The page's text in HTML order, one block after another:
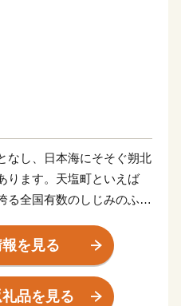
なし、日本海にそそぐ朔北
ります。天塩町といえば
る全国有数のしじみのふる
があり、道北圏の専業酪農
を見る
品を見る